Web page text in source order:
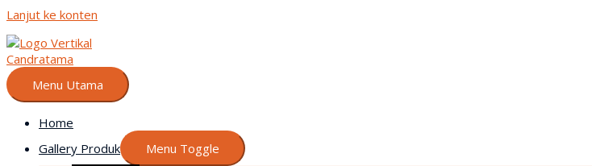
Lanjut ke konten
Menu Utama
Home
Gallery Produk
Menu Toggle